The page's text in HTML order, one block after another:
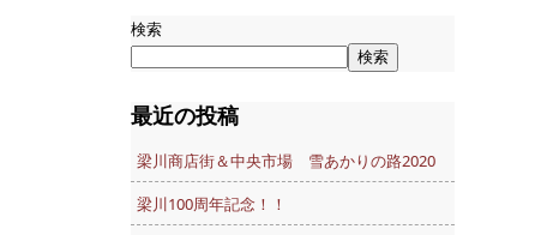
検索
検索
最近の投稿
梁川商店街＆中央市場 雪あかりの路2020
梁川100周年記念！！